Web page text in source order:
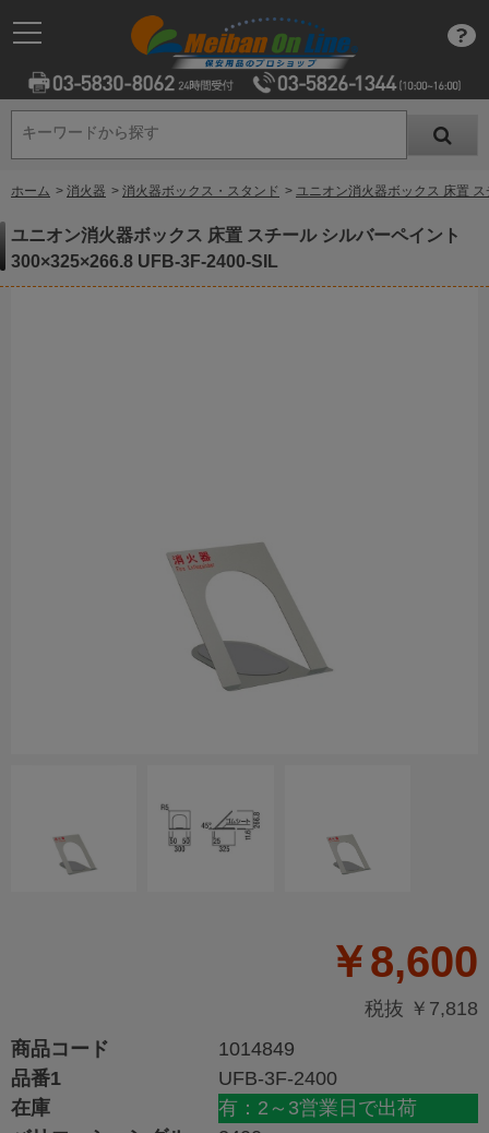
キーワードから探す
キーワードから探す
ホーム > 消火器 > 消火器ボックス・スタンド > ユニオン消火器ボックス 床置
ユニオン消火器ボックス 床置 スチール シルバーペイント
300×325×266.8 UFB-3F-2400-SIL
￥8,600
税抜 ￥7,818
商品コード
1014849
品番1
UFB-3F-2400
在庫
有：2～3営業日で出荷